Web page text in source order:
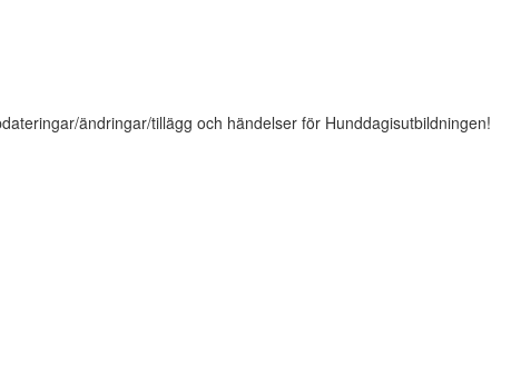
ändringar/tillägg och händelser för Hunddagisutbildningen!